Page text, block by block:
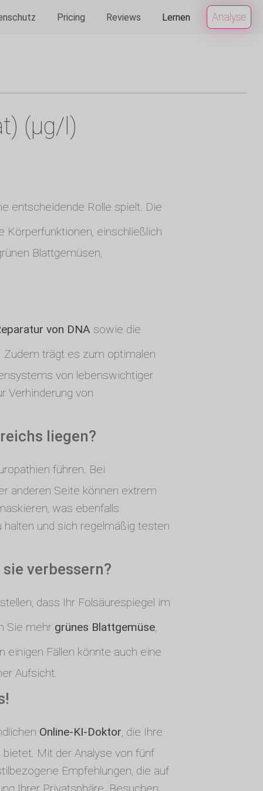
Pricing Reviews Lernen Analyse
(µg/l)
entscheidende Rolle spielt. Die
einschließlich
Blattgemüsen,
von DNA sowie die
Zudem trägt es zum optimalen
von lebenswichtiger
Verhinderung von
liegen?
führen. Bei
anderen Seite können extrem
was ebenfalls
und sich regelmäßig testen
verbessern?
dass Ihr Folsäurespiegel im
Sie mehr grünes Blattgemüse,
einigen Fällen könnte auch eine
Aufsicht.
Online-KI-Doktor, die Ihre
Mit der Analyse von fünf
Empfehlungen, die auf